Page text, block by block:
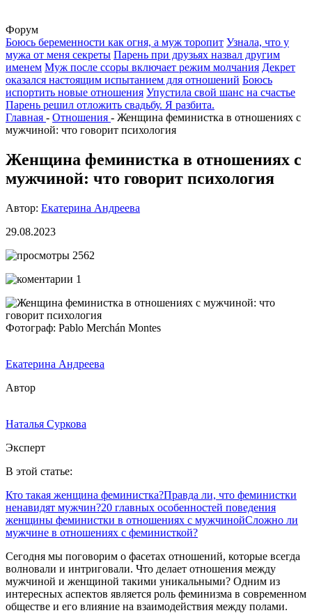
Форум
Боюсь беременности как огня, а муж торопит Узнала, что у
мужа от меня секреты Парень при друзьях назвал другим
именем Муж после ссоры включает режим молчания Декрет
оказался настоящим испытанием для отношений Боюсь
испортить новые отношения Упустила свой шанс на счастье
Парень решил отложить свадьбу. Я разбита.
Главная - Отношения - Женщина феминистка в отношениях с
мужчиной: что говорит психология
Женщина феминистка в отношениях с
мужчиной: что говорит психология
Автор: Екатерина Андреева
29.08.2023
2562
1
Фотограф: Pablo Merchán Montes
Екатерина Андреева
Автор
Наталья Суркова
Эксперт
В этой статье:
Кто такая женщина феминистка?Правда ли, что феминистки
ненавидят мужчин?20 главных особенностей поведения
женщины феминистки в отношениях с мужчинойСложно ли
мужчине в отношениях с феминисткой?
Сегодня мы поговорим о фасетах отношений, которые всегда
волновали и интриговали. Что делает отношения между
мужчиной и женщиной такими уникальными? Одним из
интересных аспектов является роль феминизма в современном
обществе и его влияние на взаимодействия между полами.